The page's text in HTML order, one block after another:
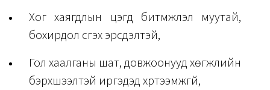
Хог хаягдлын цэгүүд битүүмжлэл муутай,
бохирдол үүсгэх эрсдэлтэй,
Гол хаалганы шат, довжоонууд хөгжлийн
бэрхшээлтэй иргэдэд хүртээмжгүй,